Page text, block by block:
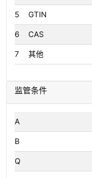
5 GTIN
6 CAS
7 其他
监管条件
A
B
Q